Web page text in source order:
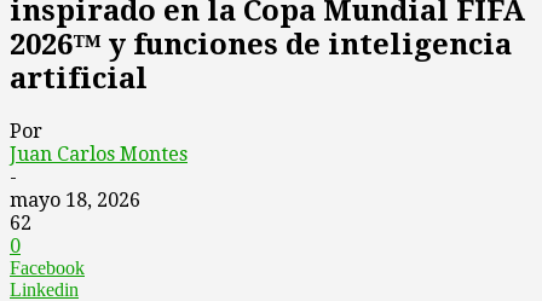
inspirado en la Copa Mundial FIFA
2026™ y funciones de inteligencia
artificial
Por
Juan Carlos Montes
-
mayo 18, 2026
62
0
Facebook
Linkedin